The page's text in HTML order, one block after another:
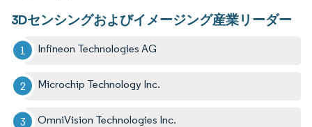
3Dセンシングおよびイメージング産業リーダー
Infineon Technologies AG
Microchip Technology Inc.
OmniVision Technologies Inc.